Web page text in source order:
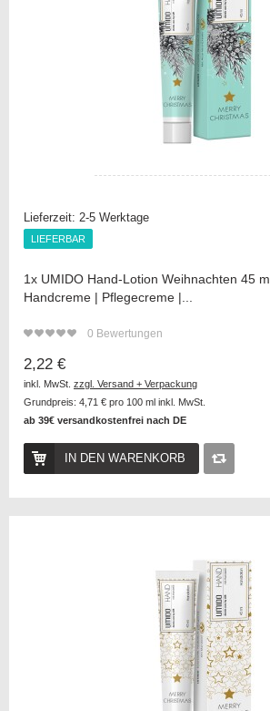
Lieferzeit: 2-5 Werktage
1x UMIDO Hand-Lotion Weihnachten 45
Handcreme | Pflegecreme |...
0 Bewertungen
LIEFERBAR
2,22 €
inkl. MwSt. zzgl. Versand + Verpackung
Grundpreis: 4,71 € pro 100 ml inkl. MwSt.
ab 39€ versandkostenfrei nach DE
LIEFERBAR
IN DEN WARENKORB